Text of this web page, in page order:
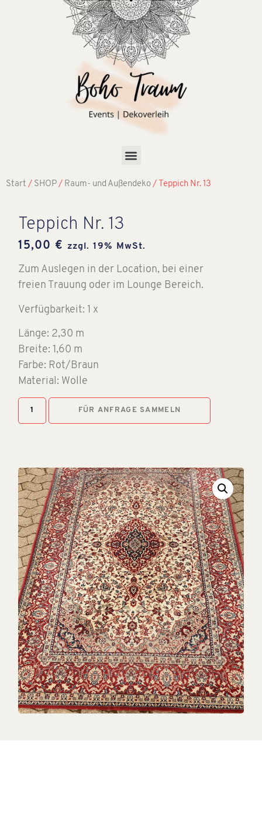
Start / SHOP / Raum- und Außendeko / Teppich Nr. 13
Teppich Nr. 13
15,00 € zzgl. 19% MwSt.
Zum Auslegen in der Location, bei einer
freien Trauung oder im Lounge Bereich.
Verfügbarkeit: 1 x
Länge: 2,30 m
Breite: 1,60 m
Farbe: Rot/Braun
Material: Wolle
FÜR ANFRAGE SAMMELN